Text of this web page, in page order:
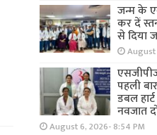
जन्म के
कर दें
से दिया
August
पहली
डबल
नवजात
August 6, 2026- 8:54 PM